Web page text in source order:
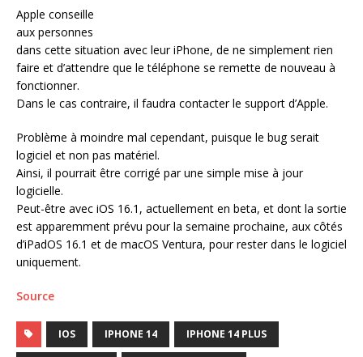
Apple conseille
aux personnes
dans cette situation avec leur iPhone, de ne simplement rien
faire et d’attendre que le téléphone se remette de nouveau à
fonctionner.
Dans le cas contraire, il faudra contacter le support d’Apple.
Problème à moindre mal cependant, puisque le bug serait
logiciel et non pas matériel.
Ainsi, il pourrait être corrigé par une simple mise à jour
logicielle.
Peut-être avec iOS 16.1, actuellement en beta, et dont la sortie
est apparemment prévu pour la semaine prochaine, aux côtés
d’iPadOS 16.1 et de macOS Ventura, pour rester dans le logiciel
uniquement.
Source
IOS IPHONE 14 IPHONE 14 PLUS